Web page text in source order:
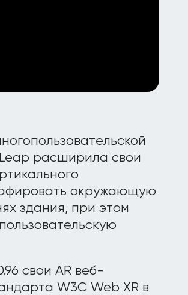
расширила свои
окружающую
здания, при этом
свои AR веб-
W3C Web XR в